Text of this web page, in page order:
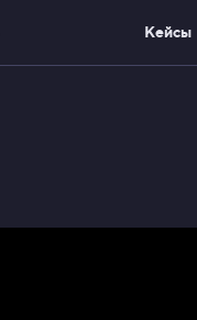
Кейсы